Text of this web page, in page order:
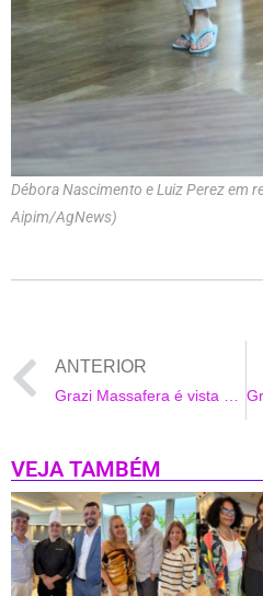
Débora Nascimento e Luiz Perez em
Aipim/AgNews)
ANTERIOR
VEJA TAMBÉM